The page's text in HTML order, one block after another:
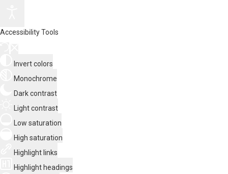
Accessibility Tools
Invert colors
Monochrome
Dark contrast
Light contrast
Low saturation
High saturation
Highlight links
Highlight headings